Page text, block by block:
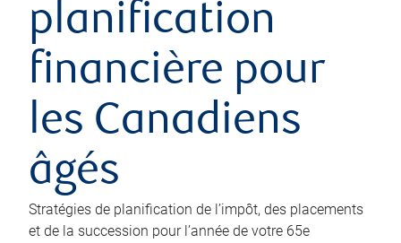
planification
financière pour
les Canadiens
âgés
Stratégies de planification de l’impôt, des placements
et de la succession pour l’année de votre 65e